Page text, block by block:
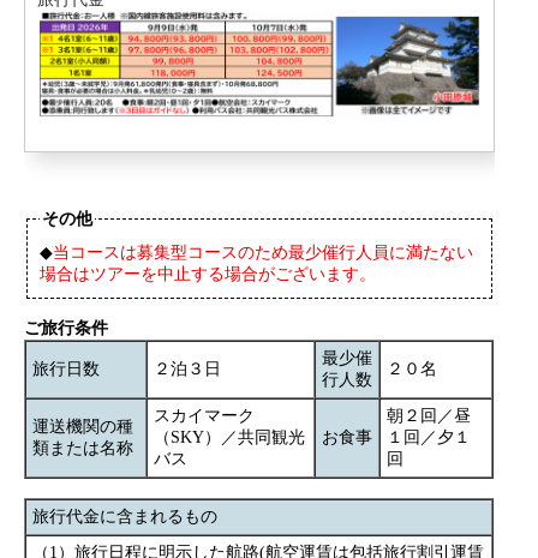
その他
◆当コースは募集型コースのため最少催行人員に満たない
場合はツアーを中止する場合がございます。
ご旅行条件
旅行日数 ２泊３日
最少催
行人数
２０名
運送機関の種
類または名称
スカイマーク
（SKY）／共同観光
バス
お食事
朝２回／昼
１回／夕１
回
旅行代金に含まれるもの
（1）旅行日程に明示した航路(航空運賃は包括旅行割引運賃